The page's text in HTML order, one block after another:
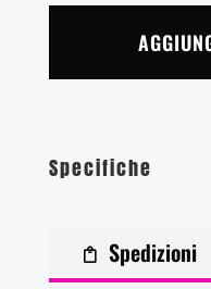
Specifiche
Spedizioni